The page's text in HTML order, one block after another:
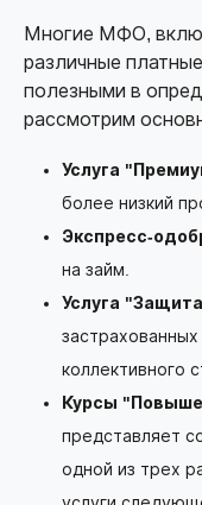
Многие МФО,
различные
полезными в
рассмотрим
Услуга
более низкий
Экспресс-
на займ.
Услуга
коллективного
Курсы
представляет
одной из трех